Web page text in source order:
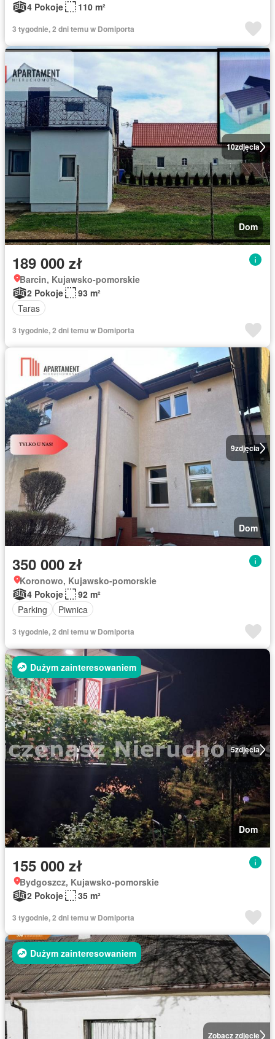
4 Pokoje
110 m²
3 tygodnie, 2 dni temu w Domiporta
10zdjęcia
Dom
189 000 zł
Barcin, Kujawsko-pomorskie
2 Pokoje
93 m²
Taras
3 tygodnie, 2 dni temu w Domiporta
9zdjęcia
Dom
350 000 zł
Koronowo, Kujawsko-pomorskie
4 Pokoje
92 m²
Parking
Piwnica
3 tygodnie, 2 dni temu w Domiporta
5zdjęcia
Dużym zainteresowaniem
Dom
155 000 zł
Bydgoszcz, Kujawsko-pomorskie
2 Pokoje
35 m²
3 tygodnie, 2 dni temu w Domiporta
Zobacz zdjęcie
Dużym zainteresowaniem